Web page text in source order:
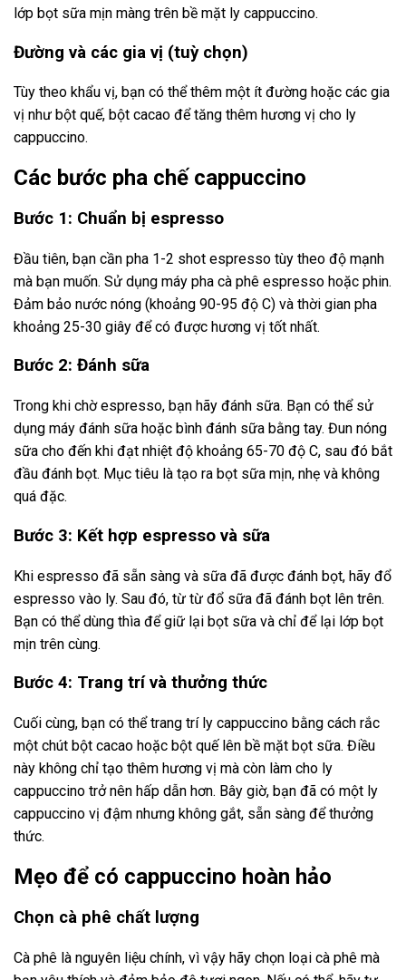
lớp bọt sữa mịn màng trên bề mặt ly cappuccino.
Đường và các gia vị (tuỳ chọn)
Tùy theo khẩu vị, bạn có thể thêm một ít đường hoặc các gia
vị như bột quế, bột cacao để tăng thêm hương vị cho ly
cappuccino.
Các bước pha chế cappuccino
Bước 1: Chuẩn bị espresso
Đầu tiên, bạn cần pha 1-2 shot espresso tùy theo độ mạnh
mà bạn muốn. Sử dụng máy pha cà phê espresso hoặc phin.
Đảm bảo nước nóng (khoảng 90-95 độ C) và thời gian pha
khoảng 25-30 giây để có được hương vị tốt nhất.
Bước 2: Đánh sữa
Trong khi chờ espresso, bạn hãy đánh sữa. Bạn có thể sử
dụng máy đánh sữa hoặc bình đánh sữa bằng tay. Đun nóng
sữa cho đến khi đạt nhiệt độ khoảng 65-70 độ C, sau đó bắt
đầu đánh bọt. Mục tiêu là tạo ra bọt sữa mịn, nhẹ và không
quá đặc.
Bước 3: Kết hợp espresso và sữa
Khi espresso đã sẵn sàng và sữa đã được đánh bọt, hãy đổ
espresso vào ly. Sau đó, từ từ đổ sữa đã đánh bọt lên trên.
Bạn có thể dùng thìa để giữ lại bọt sữa và chỉ để lại lớp bọt
mịn trên cùng.
Bước 4: Trang trí và thưởng thức
Cuối cùng, bạn có thể trang trí ly cappuccino bằng cách rắc
một chút bột cacao hoặc bột quế lên bề mặt bọt sữa. Điều
này không chỉ tạo thêm hương vị mà còn làm cho ly
cappuccino trở nên hấp dẫn hơn. Bây giờ, bạn đã có một ly
cappuccino vị đậm nhưng không gắt, sẵn sàng để thưởng
thức.
Mẹo để có cappuccino hoàn hảo
Chọn cà phê chất lượng
Cà phê là nguyên liệu chính, vì vậy hãy chọn loại cà phê mà